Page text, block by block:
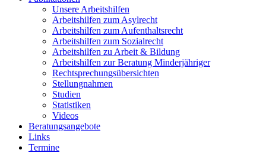
Unsere Arbeitshilfen
Arbeitshilfen zum Asylrecht
Arbeitshilfen zum Aufenthaltsrecht
Arbeitshilfen zum Sozialrecht
Arbeitshilfen zu Arbeit & Bildung
Arbeitshilfen zur Beratung Minderjähriger
Rechtsprechungsübersichten
Stellungnahmen
Studien
Statistiken
Videos
Beratungsangebote
Links
Termine